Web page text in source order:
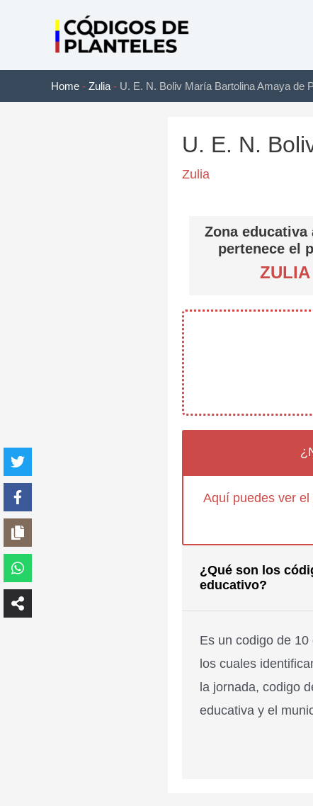
Home - Zulia - U. E. N. Boliv María Bartolina Amaya de
U. E. N.
Zulia
Zona educativa
pertenece el
ZULIA
Aquí puedes ver
¿Qué son los
educativo?
Es un codigo de
los cuales
la jornada, codigo
educativa y el